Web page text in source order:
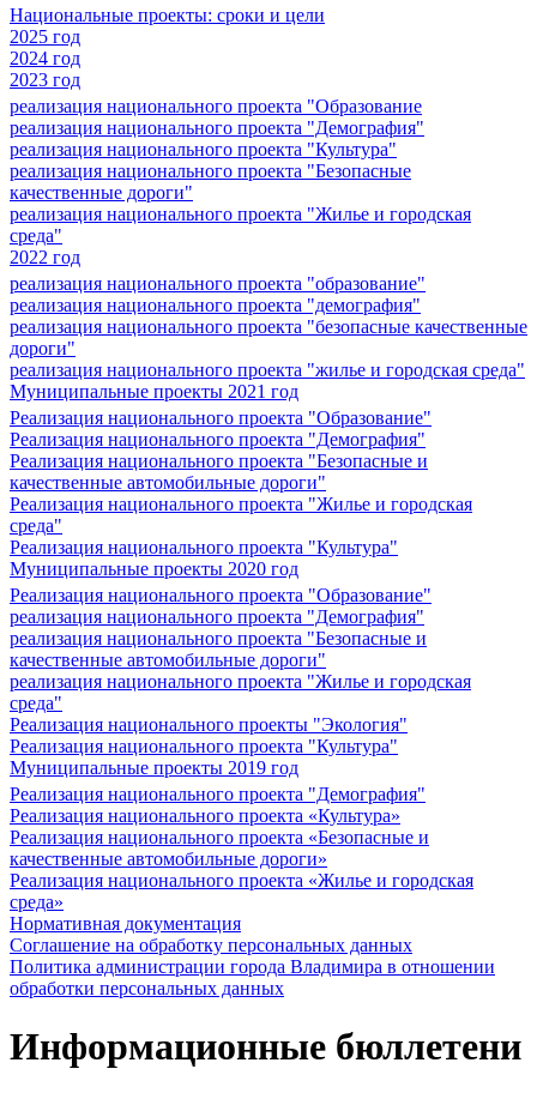
Национальные проекты: сроки и цели
2025 год
2024 год
2023 год
реализация национального проекта "Образование
реализация национального проекта "Демография"
реализация национального проекта "Культура"
реализация национального проекта "Безопасные
качественные дороги"
реализация национального проекта "Жилье и городская
среда"
2022 год
реализация национального проекта "образование"
реализация национального проекта "демография"
реализация национального проекта "безопасные качественные
дороги"
реализация национального проекта "жилье и городская среда"
Муниципальные проекты 2021 год
Реализация национального проекта "Образование"
Реализация национального проекта "Демография"
Реализация национального проекта "Безопасные и
качественные автомобильные дороги"
Реализация национального проекта "Жилье и городская
среда"
Реализация национального проекта "Культура"
Муниципальные проекты 2020 год
Реализация национального проекта "Образование"
реализация национального проекта "Демография"
реализация национального проекта "Безопасные и
качественные автомобильные дороги"
реализация национального проекта "Жилье и городская
среда"
Реализация национального проекты "Экология"
Реализация национального проекта "Культура"
Муниципальные проекты 2019 год
Реализация национального проекта "Демография"
Реализация национального проекта «Культура»
Реализация национального проекта «Безопасные и
качественные автомобильные дороги»
Реализация национального проекта «Жилье и городская
среда»
Нормативная документация
Соглашение на обработку персональных данных
Политика администрации города Владимира в отношении
обработки персональных данных
Информационные бюллетени